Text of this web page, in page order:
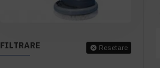
FILTRARE Resetare